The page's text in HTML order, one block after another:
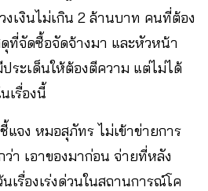
เงินไม่เกิน 2 ล้านบาท คนที่ต้อง
ที่จัดซื้อจัดจ้างมา และหัวหน้า
ระเด็นให้ต้องตีความ แต่ไม่ได้
เรื่องนี้
แจง หมอสุภัทร ไม่เข้าข่ายการ
า เอาของมาก่อน จ่ายที่หลัง
นเรื่องเร่งด่วนในสถานการณ์โค